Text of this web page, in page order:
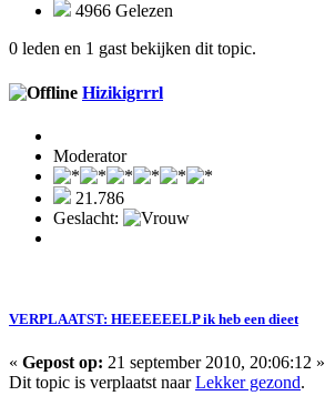
4966 Gelezen
0 leden en 1 gast bekijken dit topic.
Hizikigrrrl
Moderator
21.786
Geslacht:
VERPLAATST: HEEEEEELP ik heb een dieet
« Gepost op: 21 september 2010, 20:06:12 »
Dit topic is verplaatst naarLekker gezond.